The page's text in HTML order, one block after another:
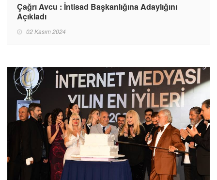
Çağrı Avcu : İntisad Başkanlığına Adaylığını
Açıkladı
02 Kasım 2024